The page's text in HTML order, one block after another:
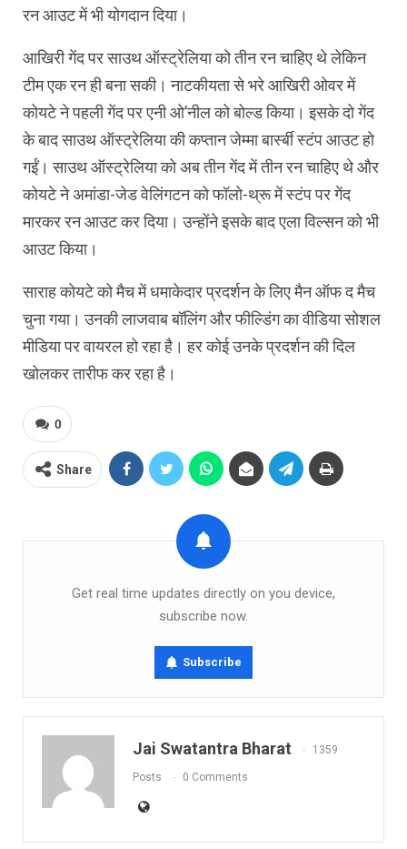
रन आउट में भी योगदान दिया।
आखिरी गेंद पर साउथ ऑस्ट्रेलिया को तीन रन चाहिए थे लेकिन
टीम एक रन ही बना सकी। नाटकीयता से भरे आखिरी ओवर में
कोयटे ने पहली गेंद पर एनी ओ’नील को बोल्ड किया। इसके दो गेंद
के बाद साउथ ऑस्ट्रेलिया की कप्तान जेम्मा बार्स्बी स्टंप आउट हो
गईं। साउथ ऑस्ट्रेलिया को अब तीन गेंद में तीन रन चाहिए थे और
कोयटे ने अमांडा-जेड वेलिंगटन को फॉलो-थ्रू में स्टंप पर गेंद
मारकर रन आउट कर दिया। उन्होंने इसके बाद एला विल्सन को भी
आउट किया।
साराह कोयटे को मैच में धमाकेदार प्रदर्शन के लिए मैन ऑफ द मैच
चुना गया। उनकी लाजवाब बॉलिंग और फील्डिंग का वीडिया सोशल
मीडिया पर वायरल हो रहा है। हर कोई उनके प्रदर्शन की दिल
खोलकर तारीफ कर रहा है।
0
Share
Get real time updates directly on you device,
subscribe now.
Subscribe
Jai Swatantra Bharat 1359
Posts 0 Comments